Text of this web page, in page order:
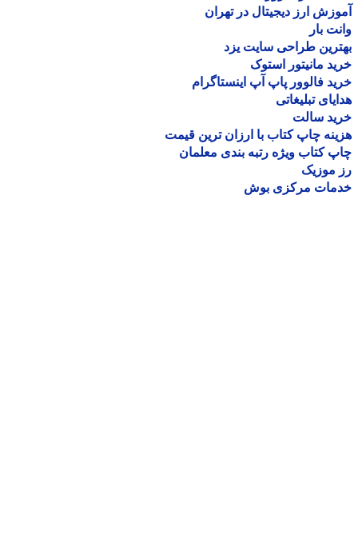
ارز دیجیتال در تهران
بار
طراحی سایت یزد
مانیتور استوک
فالوور پاپ آپ اینستاگرام
تبلیغاتی
سالت
چاپ کتاب با ارزان ترین قیمت
کتاب ویژه رتبه بندی معلمان
موزیک
مرکزی بوش